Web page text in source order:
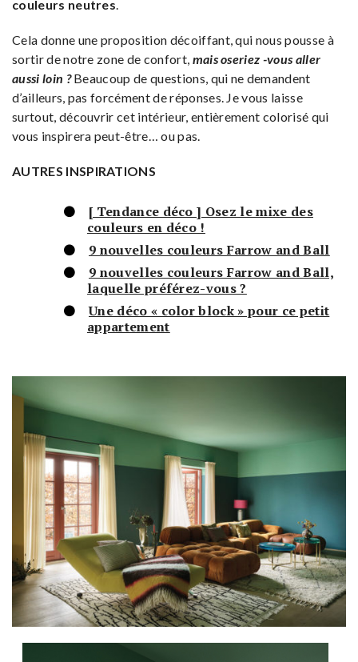
couleurs neutres
Cela donne une proposition décoiffant, qui nous pousse à
sortir de notre zone de confort, mais oseriez -vous aller
aussi loin ?Beaucoup de questions, qui ne demandent
d’ailleurs, pas forcément de réponses. Je vous laisse
surtout, découvrir cet intérieur, entièrement colorisé qui
vous inspirera peut-être… ou pas.
AUTRES INSPIRATIONS
[ Tendance déco ] Osez le mixe des
couleurs en déco !
9 nouvelles couleurs Farrow and Ball
9 nouvelles couleurs Farrow and Ball,
laquelle préférez-vous ?
Une déco « color block » pour ce petit
appartement